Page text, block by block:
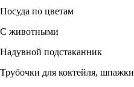
Посуда по цветам
С животными
Надувной подстаканник
Трубочки для коктейля, шпажки